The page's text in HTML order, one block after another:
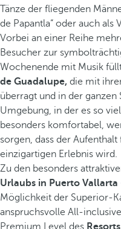
Tänze der fliegenden
de Papantla“ oder auch als
Vorbei an einer Reihe
Besucher zur
Wochenende mit Musik
de Guadalupe, die mit
überragt und in der ganzen
Umgebung, in der es so
besonders komfortabel,
sorgen, dass der
einzigartigen Erlebnis wird.
Zu den besonders
Urlaubs in Puerto
Möglichkeit der Superior-
anspruchsvolle All-
Premium Level des